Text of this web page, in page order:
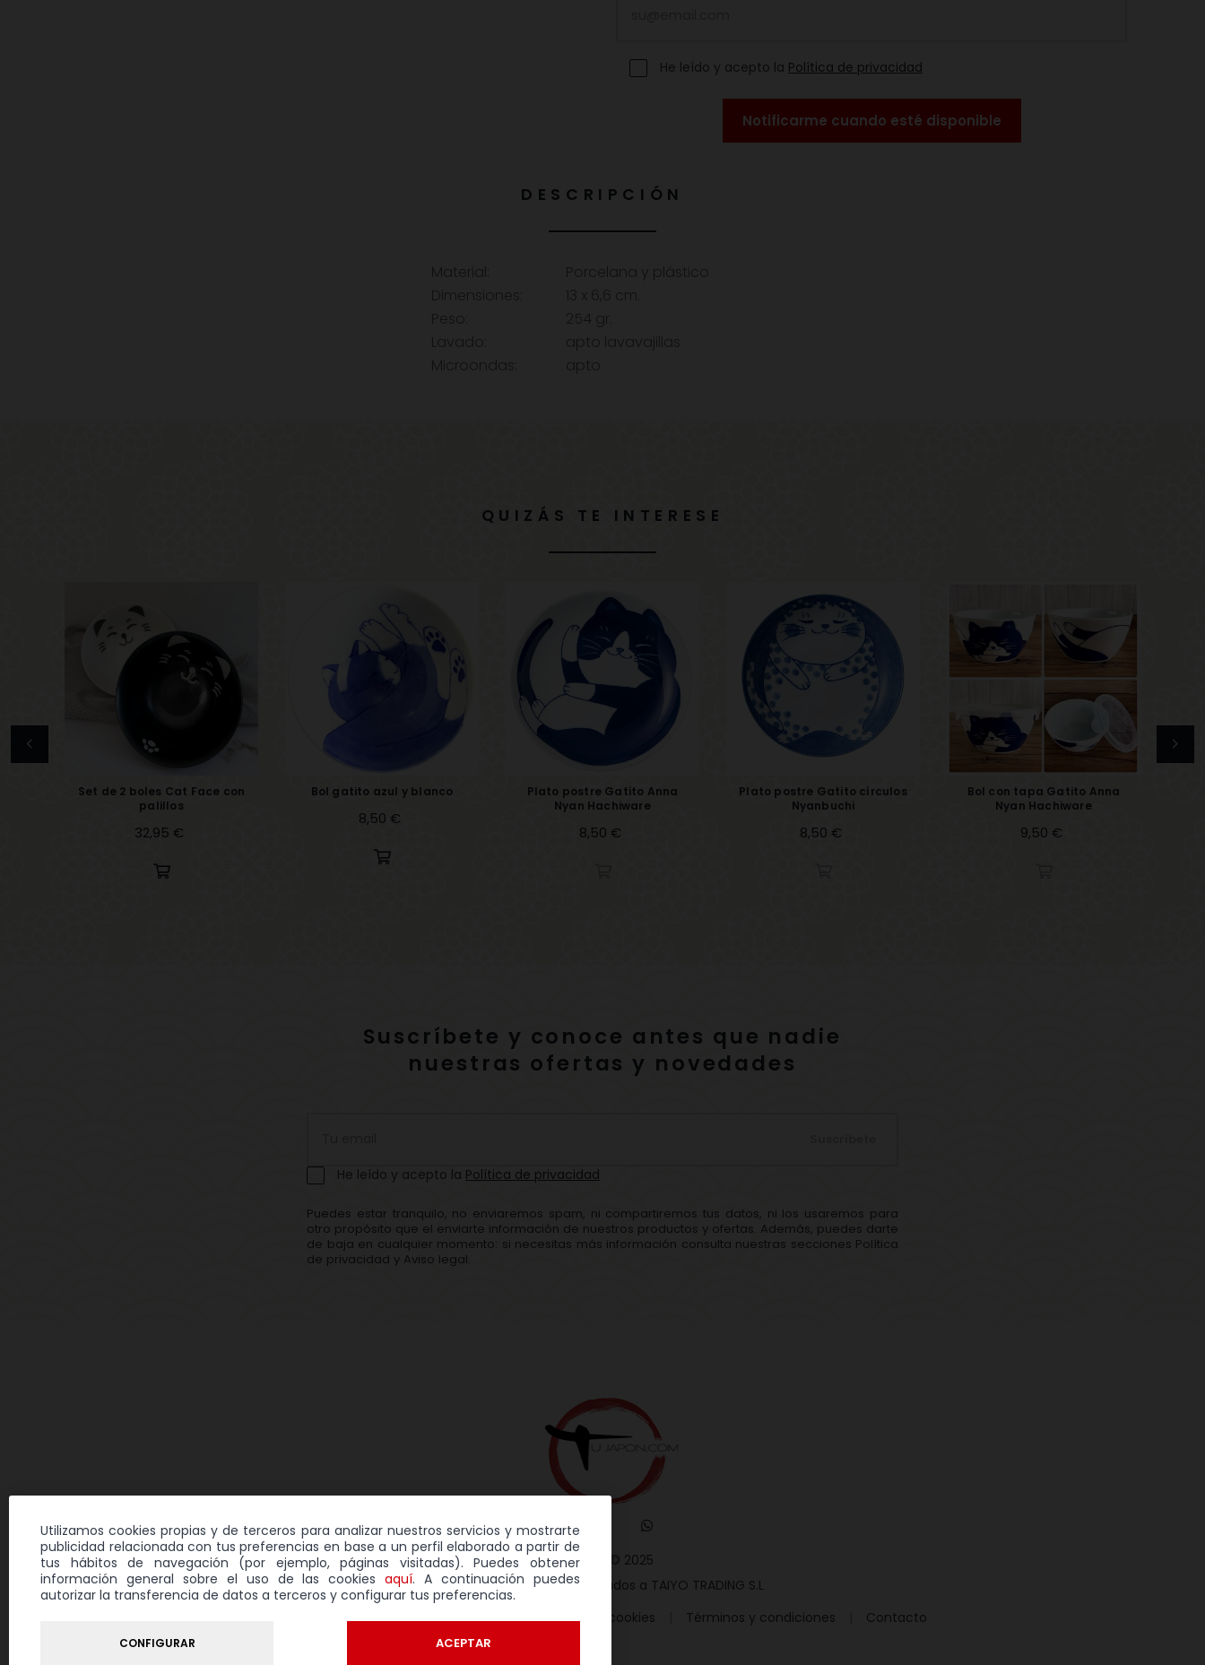
He leído y acepto la Política de privacidad
Notificarme cuando esté disponible
DESCRIPCIÓN
QUIZÁS TE INTERESE
Set de 2 boles Cat Face con
palillos
Precio
32,95 €
Bol gatito azul y blanco
Precio
8,50 €
Plato postre Gatito Anna
Nyan Hachiware
Precio
8,50 €
Plato postre Gatito círculos
Nyanbuchi
Precio
8,50 €
Bol con tapa Gatito Anna
Nyan Hachiware
Precio
9,50 €
Suscríbete y conoce antes que nadie
nuestras ofertas y novedades
Puedes estar tranquilo, no enviaremos spam, ni compartiremos tus datos, ni los usaremos para
otro propósito que el enviarte información de nuestros productos y ofertas. Además, puedes darte
de baja en cualquier momento: si necesitas más información consulta nuestras secciones Política
de privacidad y Aviso legal.
He leído y acepto la Política de privacidad
TuJapón © 2025
Todos los derechos reservados a TAIYO TRADING S.L
Política de privacidad Política de cookies Términos y condiciones Contacto
Utilizamos cookies propias y de terceros para analizar nuestros servicios y mostrarte
publicidad relacionada con tus preferencias en base a un perfil elaborado a partir de
tus hábitos de navegación (por ejemplo, páginas visitadas). Puedes obtener
información general sobre el uso de las cookiesaquí. A continuación puedes
autorizar la transferencia de datos a terceros y configurar tus preferencias.
ACEPTAR
CONFIGURAR